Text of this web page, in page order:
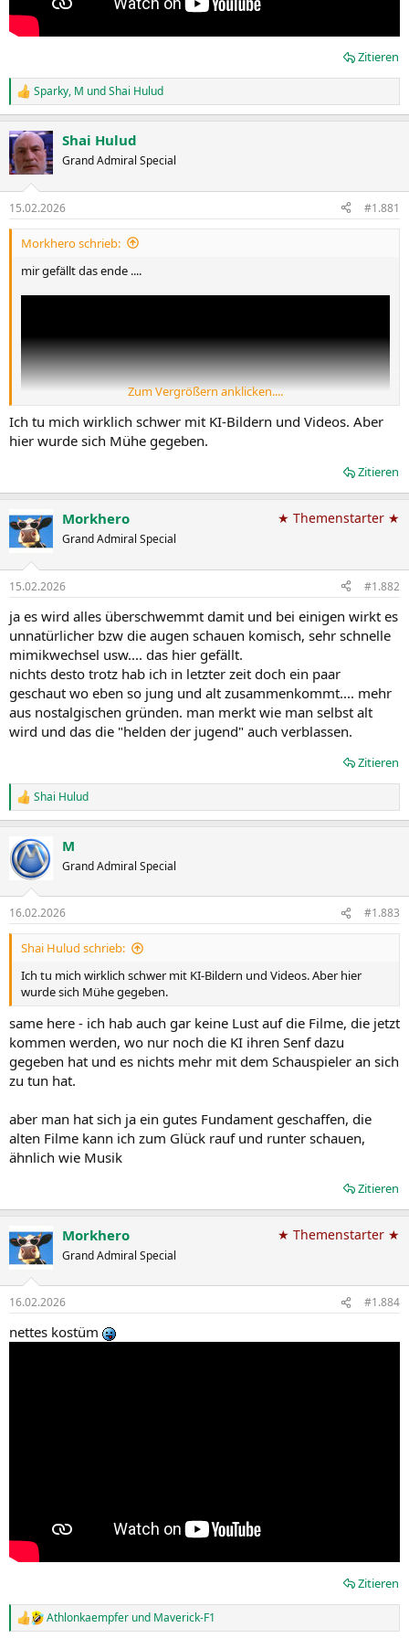
Zitieren
R
e
k
t
i
e
n
Sparky, M undShai Hulud
Shai Hulud
Grand Admiral Special
15.02.2026 #1.881
Morkhero schrieb:
mir gefällt das ende ....
Zum Vergrößern anklicken....
Ich tu mich wirklich schwer mit KI-Bildern und Videos. Aber
hier wurde sich Mühe gegeben.
Zitieren
Morkhero
Grand Admiral Special
★ Themenstarter ★
15.02.2026 #1.882
ja es wird alles überschwemmt damit und bei einigen wirkt es
unnatürlicher bzw die augen schauen komisch, sehr schnelle
mimikwechsel usw.... das hier gefällt.
nichts desto trotz hab ich in letzter zeit doch ein paar
geschaut wo eben so jung und alt zusammenkommt.... mehr
aus nostalgischen gründen. man merkt wie man selbst alt
wird und das die "helden der jugend" auch verblassen.
Zitieren
R
e
k
t
i
e
n
Shai Hulud
M
Grand Admiral Special
16.02.2026 #1.883
Shai Hulud schrieb:
Ich tu mich wirklich schwer mit KI-Bildern und Videos. Aber hier
wurde sich Mühe gegeben.
same here - ich hab auch gar keine Lust auf die Filme, die jetzt
kommen werden, wo nur noch die KI ihren Senf dazu
gegeben hat und es nichts mehr mit dem Schauspieler an sich
zu tun hat.
aber man hat sich ja ein gutes Fundament geschaffen, die
alten Filme kann ich zum Glück rauf und runter schauen,
ähnlich wie Musik
Zitieren
Morkhero
Grand Admiral Special
★ Themenstarter ★
16.02.2026 #1.884
nettes kostüm
Zitieren
R
Athlonkaempfer und Maverick-F1